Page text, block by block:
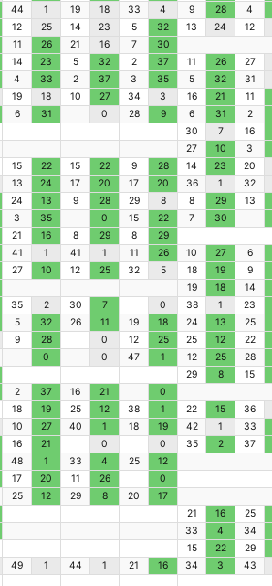
44 1 19 18 33 4 9 28 4
12 25 14 23 5 32 13 24 12
11 26 21 16 7 30
14 23 5 32 2 37 11 26 27
4 33 2 37 3 35 5 32 31
19 18 10 27 34 3 16 21 11
6 31 0 28 9 6 31 2
30 7 16
27 10 3
15 22 15 22 9 28 14 23 20
13 24 17 20 17 20 36 1 32
24 13 9 28 29 8 8 29 13
3 35 0 15 22 7 30
21 16 8 29 8
29
41 1 41 1 11 26 10 27 6
27 10 12 25 32 5 18 19 9
19 18 14
35 2 30 7 0 38 1 23
5 32 26 11 19 18 24 13 25
9 28 0 12 25 25 12 22
0 0 47 1 12 25 28
29 8 15
2 37 16 21
0
18 19 25 12 38 1 22 15 36
10 27 40 1 18 19 42 1 33
16 21 0 0 35 2 37
48 1 33 4 25 12
17 20 11 26
0
25 12 29 8 20 17
21 16 25
33 4 34
15 22 29
49 1 44 1 21 16 34 3 43